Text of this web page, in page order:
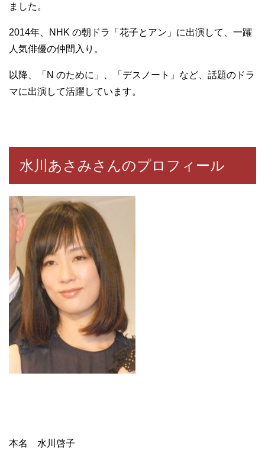
ました。
2014年、NHK の朝ドラ「花子とアン」に出演して、一躍
人気俳優の仲間入り。
以降、「N のために」、「デスノート」など、話題のドラ
マに出演して活躍しています。
水川あさみさんのプロフィール
本名 水川啓子